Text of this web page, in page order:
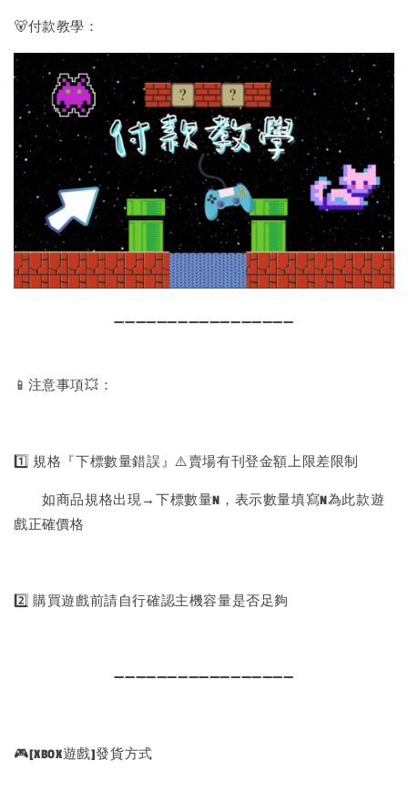
🐻付款教學：
➖➖➖➖➖➖➖➖➖➖➖➖➖➖➖➖➖
📱注意事項💥：
1️⃣ 規格『下標數量錯誤』⚠️賣場有刊登金額上限差限制
如商品規格出現→下標數量N，表示數量填寫N為此款遊
戲正確價格
2️⃣ 購買遊戲前請自行確認主機容量是否足夠
➖➖➖➖➖➖➖➖➖➖➖➖➖➖➖➖➖
🎮[XBOX遊戲]發貨方式